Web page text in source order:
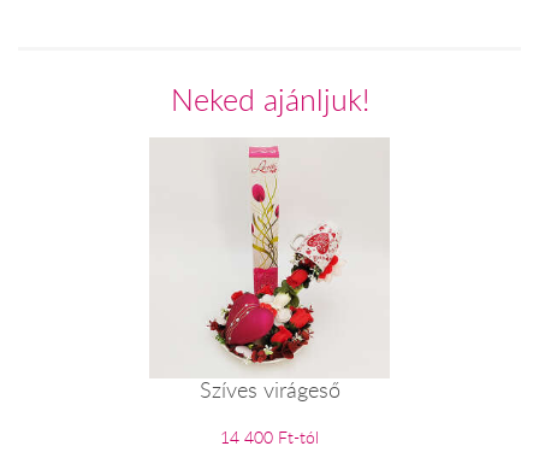
Neked ajánljuk!
Szíves virágeső
14 400 Ft-tól